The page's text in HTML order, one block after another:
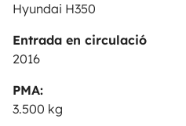
Hyundai H350
Entrada en circulació
2016
PMA:
3.500 kg